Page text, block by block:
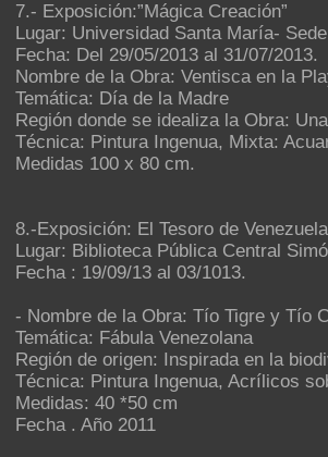
7.- Exposición:”Mágica Creación”
Lugar: Universidad Santa María-
Fecha: Del 29/05/2013 al 31/07/2013.
Nombre de la Obra: Ventisca en la
Temática: Día de la Madre
Región donde se idealiza la Obra:
Técnica: Pintura Ingenua, Mixta:
Medidas 100 x 80 cm.
8.-Exposición: El Tesoro de
Lugar: Biblioteca Pública Central
Fecha : 19/09/13 al 03/1013.
- Nombre de la Obra: Tío Tigre y Tío
Temática: Fábula Venezolana
Región de origen: Inspirada en la
Técnica: Pintura Ingenua, Acrílicos
Medidas: 40 *50 cm
Fecha . Año 2011